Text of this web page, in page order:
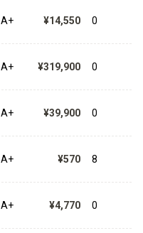
CARD THE BEST ストレ
A+ ¥14,550 0
A+ ¥319,900 0
A+ ¥39,900 0
A+ ¥570 8
A+ ¥4,770 0